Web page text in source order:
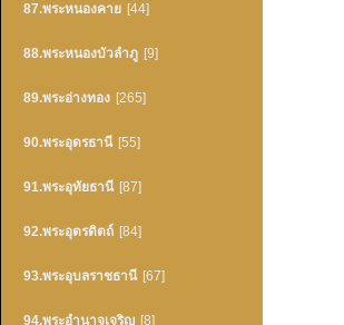
87.พระหนองคาย [44]
88.พระหนองบัวลำภู [9]
89.พระอ่างทอง [265]
90.พระอุดรธานี [55]
91.พระอุทัยธานี [87]
92.พระอุตรดิตถ์ [84]
93.พระอุบลราชธานี [67]
94.พระอำนาจเจริญ [8]